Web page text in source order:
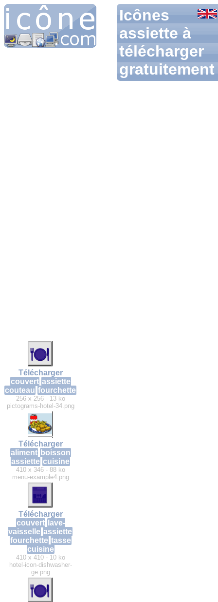
Icônes
assiette à
télécharger
gratuitement
Télécharger
couvert assiette
couteau fourchette
256 x 256 - 13 ko
pictograms-hotel-34.png
Télécharger
aliment boisson
assiette cuisine
410 x 346 - 88 ko
menu-example4.png
Télécharger
couvert
lave-
vaisselle assiette
fourchette tasse
cuisine
410 x 410 - 10 ko
hotel-icon-dishwasher-
ge.png